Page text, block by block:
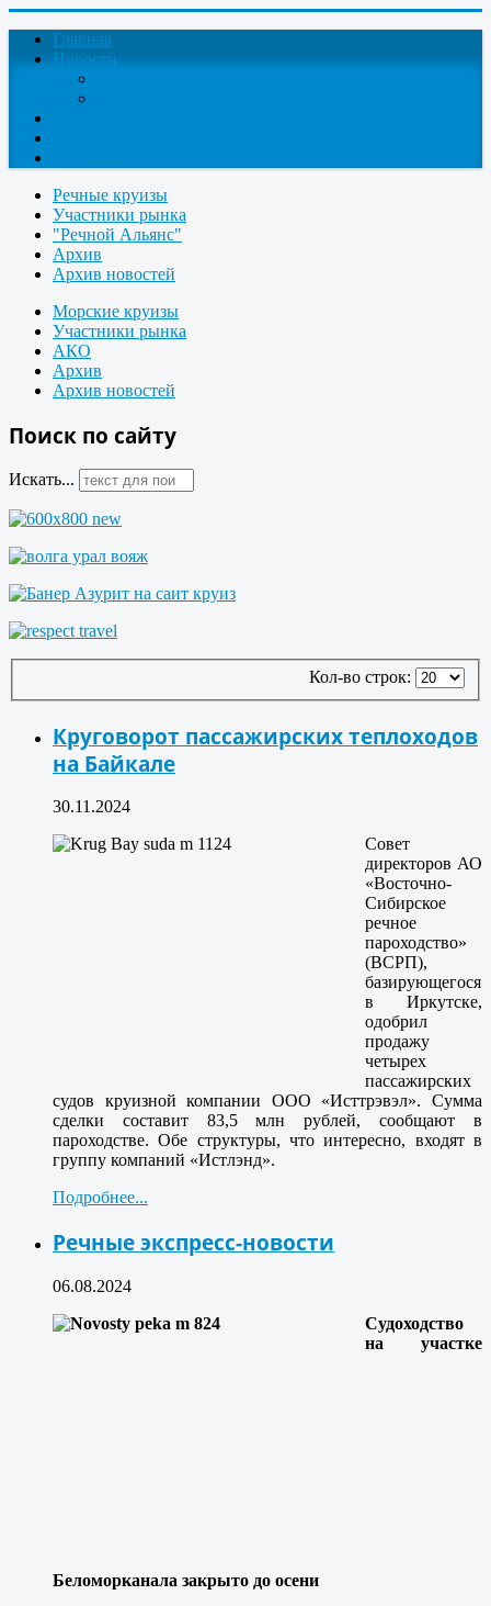
Главная
Новости
Речные круизы
Участники рынка
"Речной Альянс"
Архив
Архив новостей
Морские круизы
Участники рынка
АКО
Архив
Архив новостей
Поиск по сайту
Искать...
Кол-во строк:
Круговорот пассажирских теплоходов
на Байкале
30.11.2024
Совет
директоров АО
«Восточно-
Сибирское
речное
пароходство»
(ВСРП),
базирующегося
в Иркутске,
одобрил
продажу
четырех
пассажирских
судов круизной компании ООО «Исттрэвэл». Сумма
сделки составит 83,5 млн рублей, сообщают в
пароходстве. Обе структуры, что интересно, входят в
группу компаний «Истлэнд».
Подробнее...
Речные экспресс-новости
06.08.2024
Судоходство
на участке
Беломорканала закрыто до осени